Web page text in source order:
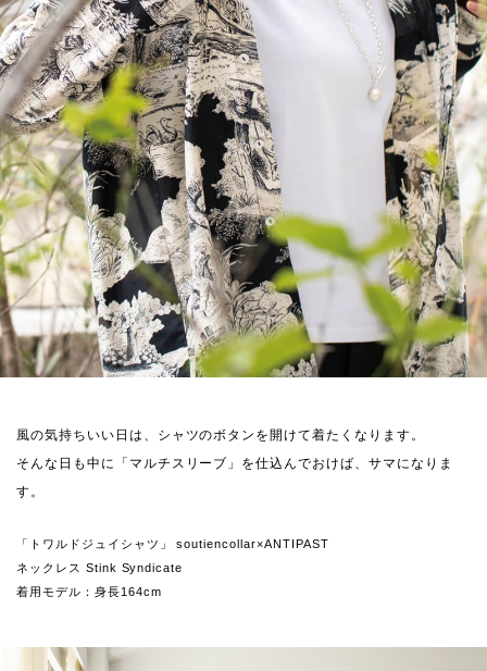
風の気持ちいい日は、シャツのボタンを開けて着たくなります。
そんな日も中に「マルチスリーブ」を仕込んでおけば、サマになりま
す。
「トワルドジュイシャツ」 soutiencollar×ANTIPAST
ネックレス Stink Syndicate
着用モデル：身長164cm